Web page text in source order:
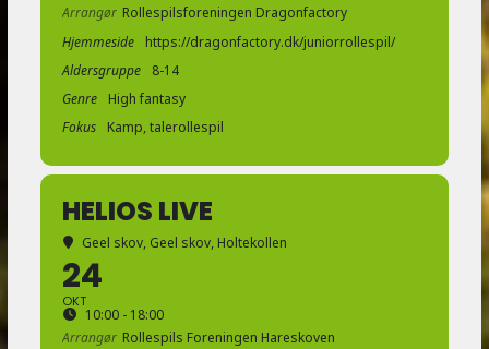
Arrangør Rollespilsforeningen Dragonfactory
Hjemmeside
https://dragonfactory.dk/juniorrollespil/
Aldersgruppe
8-14
Genre
High fantasy
Fokus
Kamp, talerollespil
HELIOS LIVE
Geel skov, Geel skov, Holtekollen
24
OKT
10:00 - 18:00
Arrangør Rollespils Foreningen Hareskoven